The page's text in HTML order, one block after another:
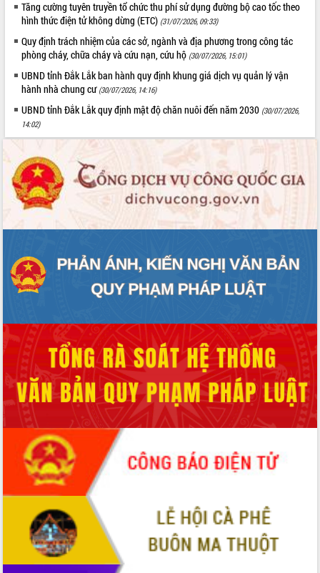
HĐND tỉnh thông qua điều chỉnh Quy
hoạch tỉnh thời kỳ 2021-2030
Hội thảo góp ý hồ sơ điều chỉnh quy
hoạch tỉnh Đắk Lắk thời kỳ 2021-2030,
Nâng cao hiệu quả hoạt động của các
doanh nghiệp nhà nước
Hội nghị triển khai kết nối mạng
truyền số liệu chuyên dùng phục vụ cơ
Lễ phát động chuỗi hoạt động chung
tay làm sạch môi trường
Xã Ea Kar bước chuyển mình trong
công tác cải cách hành chính mô hình
mới
năm 2026
Hội thảo khoa học “Giải pháp thúc đẩy
phát triển nền kinh tế xanh tại tỉnh
hiện nhiệm vụ quản lý tài sản công
hàng tuần
Tháo gỡ những vướng mắc, đẩy mạnh
công tác cải cách thủ tục hành chính
tại Trung tâm Phục vụ hành chính
công tỉnh
Đắk Lắk: Tôn vinh 46 giải pháp tại Hội
thi Sáng tạo Kỹ thuật 2024 - 2025
Đắk Lắk rà soát, điều chỉnh Đề án 190
về phát triển nuôi trồng thủy sản
Phó Chủ tịch UBND tỉnh Đắk Lắk
Trương Công Thái kiểm tra thực địa
Dự án cao tốc Khánh Hòa - Buôn Ma
Thuột
Định vị cà phê Việt Nam như một “di
sản sống” trong dòng chảy toàn cầu
Tăng cường tuyên truyền tổ chức thu phí sử dụng đường bộ cao tốc theo
hình thức điện tử không dừng (ETC) (31/07/2026, 09:33)
Quy định trách nhiệm của các sở, ngành và địa phương trong công tác
phòng cháy, chữa cháy và cứu nạn, cứu hộ (30/07/2026, 15:01)
UBND tỉnh Đắk Lắk ban hành quy định khung giá dịch vụ quản lý vận
hành nhà chung cư (30/07/2026, 14:16)
UBND tỉnh Đắk Lắk quy định mật độ chăn nuôi đến năm 2030 (30/07/2026,
14:02)